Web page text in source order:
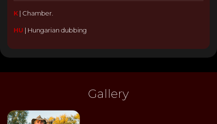
K| Chamber.
HU Hungarian dubbing
Gallery